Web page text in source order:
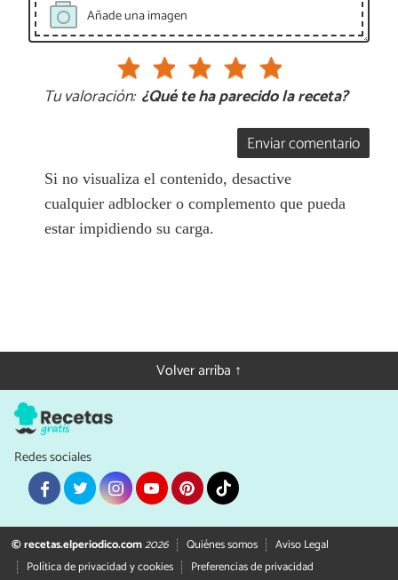
Añade una imagen
Tu valoración: ¿Qué te ha parecido la receta?
Enviar comentario
Si no visualiza el contenido, desactive
cualquier adblocker o complemento que pueda
estar impidiendo su carga.
Volver arriba ↑
Redes sociales
© recetas.elperiodico.com2026 Quiénes somos
Aviso Legal
Política de privacidad y cookies
Preferencias de privacidad